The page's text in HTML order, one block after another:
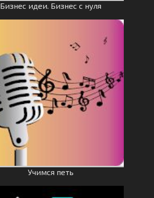
Бизнес идеи. Бизнес с нуля
Учимся петь